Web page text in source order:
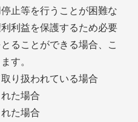
止等を行うことが困難な
利益を保護するため必要
ることができる場合、こ
す。
り扱われている場合
た場合
た場合